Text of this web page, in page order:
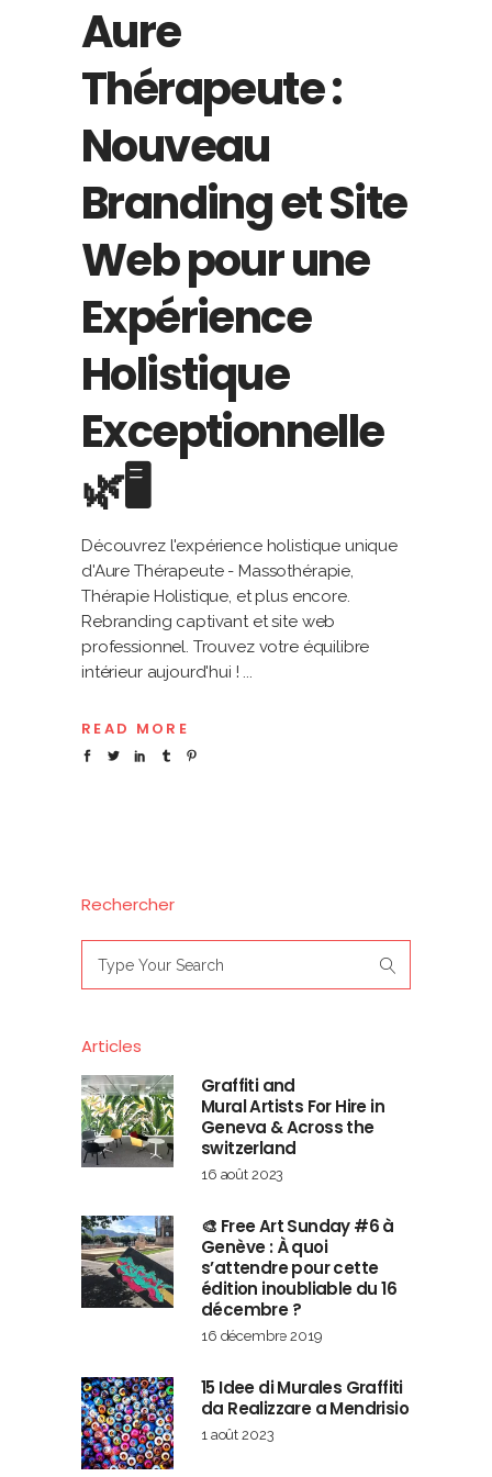
Aure
Thérapeute :
Nouveau
Branding et Site
Web pour une
Expérience
Holistique
Exceptionnelle
🌿🖥️
Découvrez l'expérience holistique unique
d'Aure Thérapeute - Massothérapie,
Thérapie Holistique, et plus encore.
Rebranding captivant et site web
professionnel. Trouvez votre équilibre
intérieur aujourd'hui !
READ MORE
Rechercher
for:
Articles
Graffiti and
Mural Artists For Hire in
Geneva & Across the
switzerland
16 août 2023
🎨 Free Art Sunday #6 à
Genève : À quoi
s’attendre pour cette
édition inoubliable du 16
décembre ?
16 décembre 2019
15 Idee di Murales Graffiti
da Realizzare a Mendrisio
1 août 2023